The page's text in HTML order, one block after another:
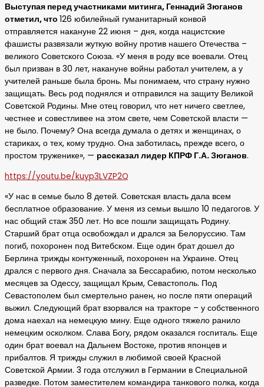
Выступая перед участниками митинга, Геннадий Зюганов
отметил, что 126 юбилейный гуманитарный конвой
отправляется накануне 22 июня – дня, когда нацистские
фашисты развязали жуткую войну против нашего Отечества –
великого Советского Союза. «У меня в роду все воевали. Отец
был призван в 30 лет, накануне войны работал учителем, а у
учителей раньше была бронь. Мы понимаем, что страну нужно
защищать. Весь род поднялся и отправился на защиту Великой
Советской Родины. Мне отец говорил, что нет ничего светлее,
честнее и совестливее на этом свете, чем Советской власти —
не было. Почему? Она всегда думала о детях и женщинах, о
стариках, о тех, кому трудно. Она заботилась, прежде всего, о
простом труженике», — рассказал лидер КПРФ Г.А. Зюганов.
https://youtu.be/kuyp3LVZP2Q
«У нас в семье было 8 детей. Советская власть дала всем
бесплатное образование. У меня из семьи вышло 10 педагогов. У
нас общий стаж 350 лет. Но все пошли защищать Родину.
Старший брат отца освобождал и дрался за Белоруссию. Там
погиб, похоронен под Витебском. Еще один брат дошел до
Берлина трижды контуженный, похоронен на Украине. Отец
дрался с первого дня. Сначала за Бессарабию, потом несколько
месяцев за Одессу, защищал Крым, Севастополь. Под
Севастополем был смертельно ранен, но после пяти операций
выжил. Следующий брат взорвался на тракторе – у собственного
дома наехал на немецкую мину. Еще одного тяжело ранило
немецким осколком. Слава Богу, рядом оказался госпиталь. Еще
один брат воевал на Дальнем Востоке, против японцев и
прибалтов. Я трижды служил в любимой своей Красной
Советской Армии. 3 года отслужил в Германии в Специальной
разведке. Потом заместителем командира танкового полка, когда